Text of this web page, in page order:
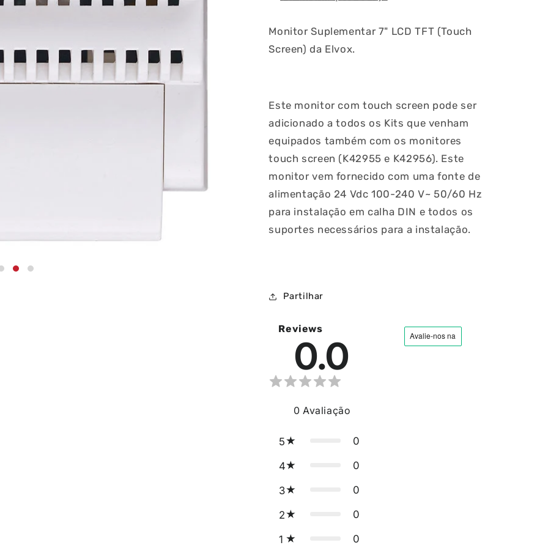
Monitor Suplementar 7" LCD TFT (Touch
Screen) da Elvox.
Este monitor com touch screen pode ser
adicionado a todos os Kits que venham
equipados também com os monitores
touch screen (K42955 e K42956). Este
monitor vem fornecido com uma fonte de
alimentação 24 Vdc 100-240 V~ 50/60 Hz
para instalação em calha DIN e todos os
suportes necessários para a instalação.
Partilhar
Reviews
0.0
0 Avaliação
5 0
4 0
3 0
2 0
1 0